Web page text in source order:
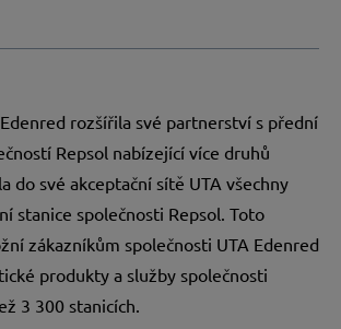
rozšířila své partnerství s přední
Repsol nabízející více druhů
do své akceptační sítě UTA všechny
stanice společnosti Repsol. Toto
zákazníkům společnosti UTA Edenred
produkty a služby společnosti
3 300 stanicích.